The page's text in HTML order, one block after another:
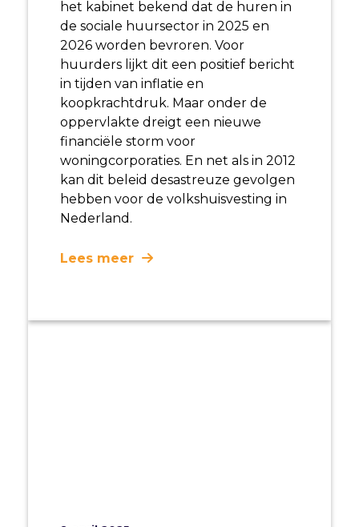
het kabinet bekend dat de huren in
de sociale huursector in 2025 en
2026 worden bevroren. Voor
huurders lijkt dit een positief bericht
in tijden van inflatie en
koopkrachtdruk. Maar onder de
oppervlakte dreigt een nieuwe
financiële storm voor
woningcorporaties. En net als in 2012
kan dit beleid desastreuze gevolgen
hebben voor de volkshuisvesting in
Nederland.
Lees meer